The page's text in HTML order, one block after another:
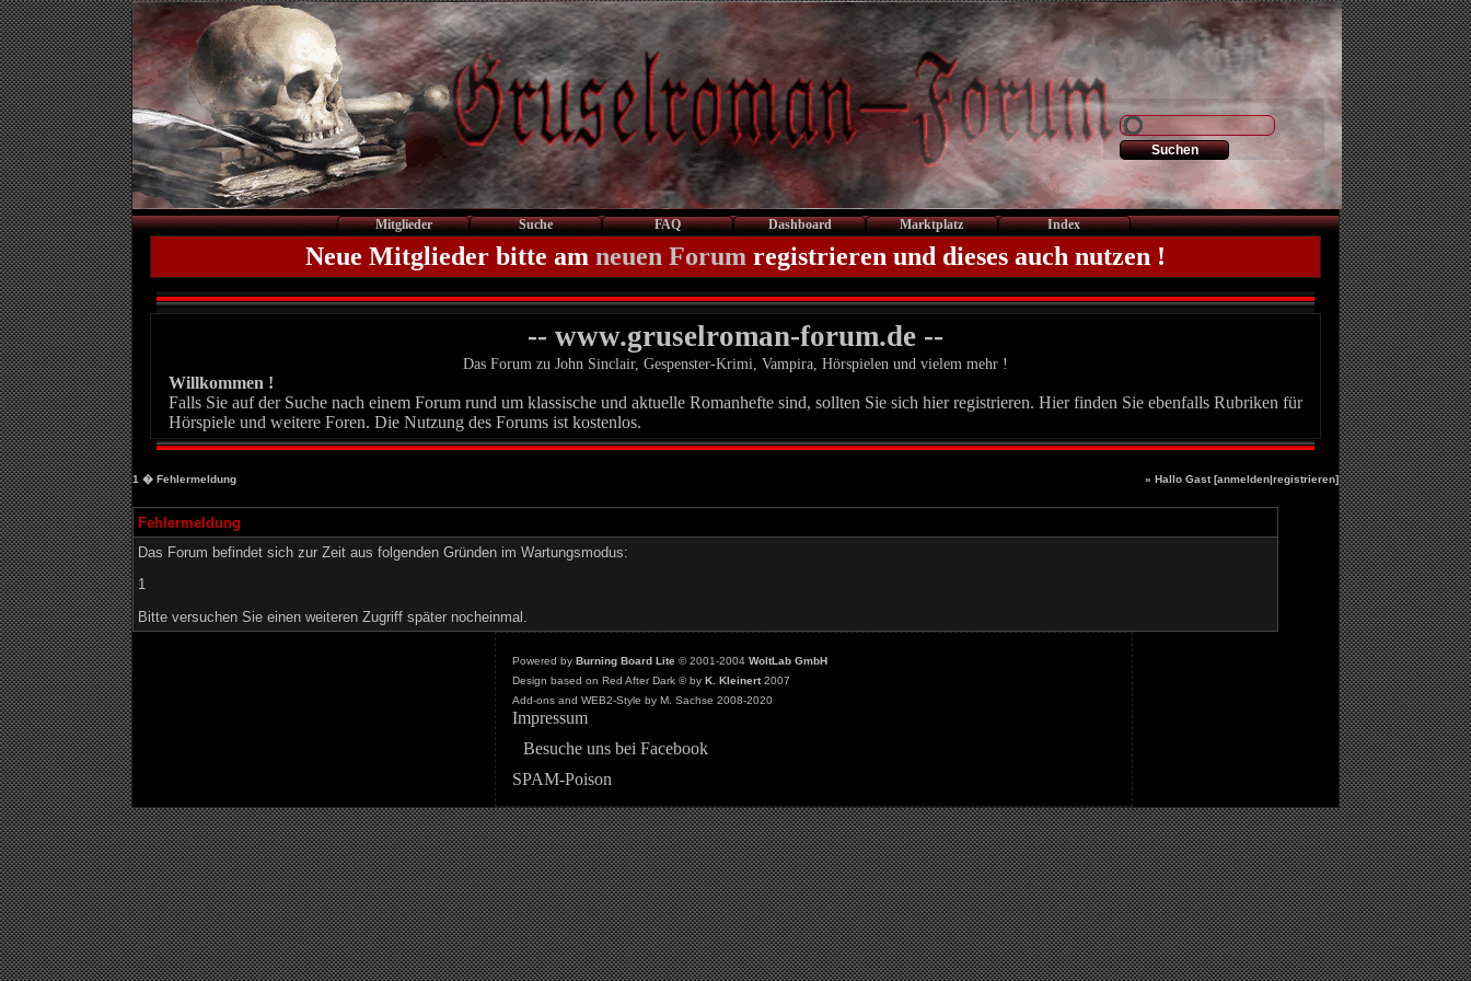
Mitglieder Suche FAQ Dashboard Marktplatz Index
Neue Mitglieder bitte am neuen Forum registrieren und dieses auch nutzen !
-- www.gruselroman-forum.de --
Das Forum zu John Sinclair, Gespenster-Krimi, Vampira, Hörspielen und vielem mehr !
Willkommen !
Falls Sie auf der Suche nach einem Forum rund um klassische und aktuelle Romanhefte sind, sollten Sie sich hier registrieren. Hier finden Sie ebenfalls Rubriken für
Hörspiele und weitere Foren. Die Nutzung des Forums ist kostenlos.
1 � Fehlermeldung » Hallo Gast [anmelden|registrieren]
Fehlermeldung
Das Forum befindet sich zur Zeit aus folgenden Gründen im Wartungsmodus:
1
Bitte versuchen Sie einen weiteren Zugriff später nocheinmal.
Powered by Burning Board Lite© 2001-2004 WoltLab GmbH
Design based on Red After Dark © by K. Kleinert2007
Add-ons and WEB2-Style by M. Sachse 2008-2020
Impressum
Besuche uns bei Facebook
SPAM-Poison